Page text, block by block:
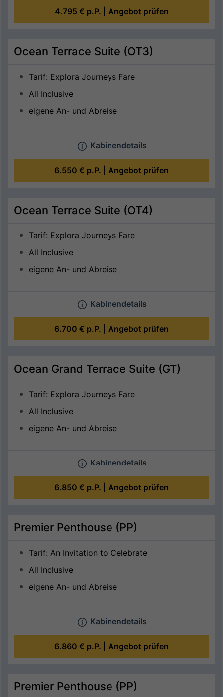
4.795 € p.P. | Angebot prüfen
Ocean Terrace Suite (OT3)
Tarif: Explora Journeys Fare
All Inclusive
eigene An- und Abreise
Kabinendetails
6.550 € p.P. | Angebot prüfen
Ocean Terrace Suite (OT4)
Tarif: Explora Journeys Fare
All Inclusive
eigene An- und Abreise
Kabinendetails
6.700 € p.P. | Angebot prüfen
Ocean Grand Terrace Suite (GT)
Tarif: Explora Journeys Fare
All Inclusive
eigene An- und Abreise
Kabinendetails
6.850 € p.P. | Angebot prüfen
Premier Penthouse (PP)
Tarif: An Invitation to Celebrate
All Inclusive
eigene An- und Abreise
Kabinendetails
6.860 € p.P. | Angebot prüfen
Premier Penthouse (PP)